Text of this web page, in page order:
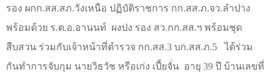
รอง ผกก.สส.สภ.วังเหนือ ปฏิบัติราชการ กก.สส.ภ.จว.ลำปาง
พร้อมด้วย ร.ต.อ.อานนท์ ผงปง รอง สว.กก.สส.ฯ พร้อมชุด
สืบสวน ร่วมกับเจ้าหน้าที่ตำรวจ กก.สส.3 บก.สส.ภ.5
ได้ร่วม
กันทำการจับกุม นายวิธวัช หรือเก่ง เปี้ยจั่น อายุ 39 ปี บ้านเลขที่